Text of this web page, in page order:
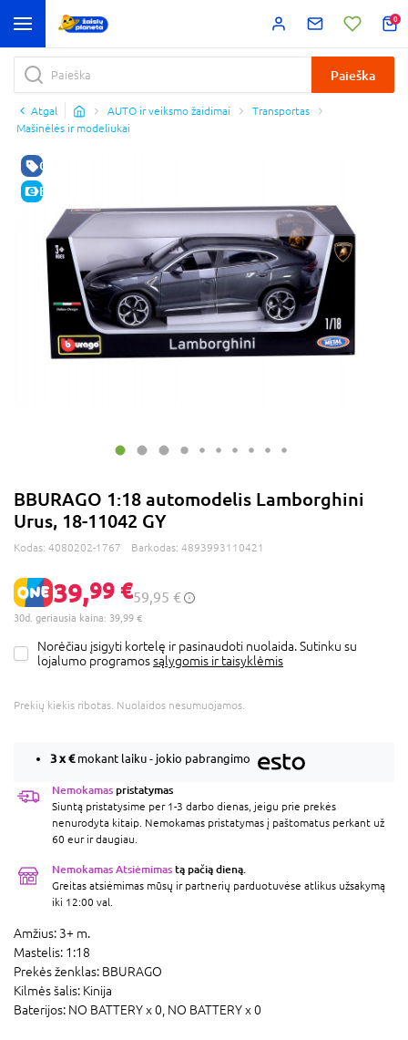
0
Paieška
Atgal AUTO ir veiksmo žaidimai
Transportas
Mašinėlės ir modeliukai
GERA KAINA
E-KAINA
BBURAGO 1:18 automodelis Lamborghini
Urus, 18-11042 GY
Kodas: 4080202-1767 Barkodas: 4893993110421
39,99 €59,95 €
30d. geriausia kaina: 39,99 €
Norėčiau įsigyti kortelę ir pasinaudoti nuolaida. Sutinku su
lojalumo programossąlygomis ir taisyklėmis
Prekių kiekis ribotas. Nuolaidos nesumuojamos.
3 x€mokant laiku - jokio pabrangimo
Nemokamas pristatymas
Siuntą pristatysime per 1-3 darbo dienas, jeigu prie prekės
nenurodyta kitaip. Nemokamas pristatymas į paštomatus perkant už
60 eur ir daugiau.
Nemokamas Atsiėmimas tą pačią dieną.
Greitas atsiėmimas mūsų ir partnerių parduotuvėse atlikus užsakymą
iki 12:00 val.
Amžius: 3+ m.
Mastelis: 1:18
Prekės ženklas: BBURAGO
Kilmės šalis: Kinija
Baterijos: NO BATTERY x 0, NO BATTERY x 0